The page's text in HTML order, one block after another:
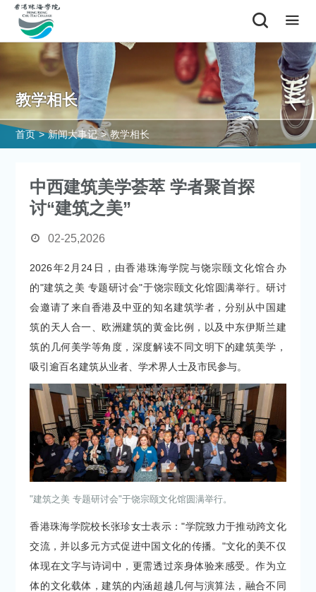
教学相长
首页 > 新闻大事记 > 教学相长
中西建筑美学荟萃 学者聚首探
讨“建筑之美”
02-25,2026
2026年2月24日，由香港珠海学院与饶宗颐文化馆合办
的"建筑之美 专题研讨会"于饶宗颐文化馆圆满举行。研讨
会邀请了来自香港及中亚的知名建筑学者，分别从中国建
筑的天人合一、欧洲建筑的黄金比例，以及中东伊斯兰建
筑的几何美学等角度，深度解读不同文明下的建筑美学，
吸引逾百名建筑从业者、学术界人士及市民参与。
"建筑之美 专题研讨会"于饶宗颐文化馆圆满举行。
香港珠海学院校长张珍女士表示："学院致力于推动跨文化
交流，并以多元方式促进中国文化的传播。"文化的美不仅
体现在文字与诗词中，更需透过亲身体验来感受。作为立
体的文化载体，建筑的内涵超越几何与演算法，融合不同